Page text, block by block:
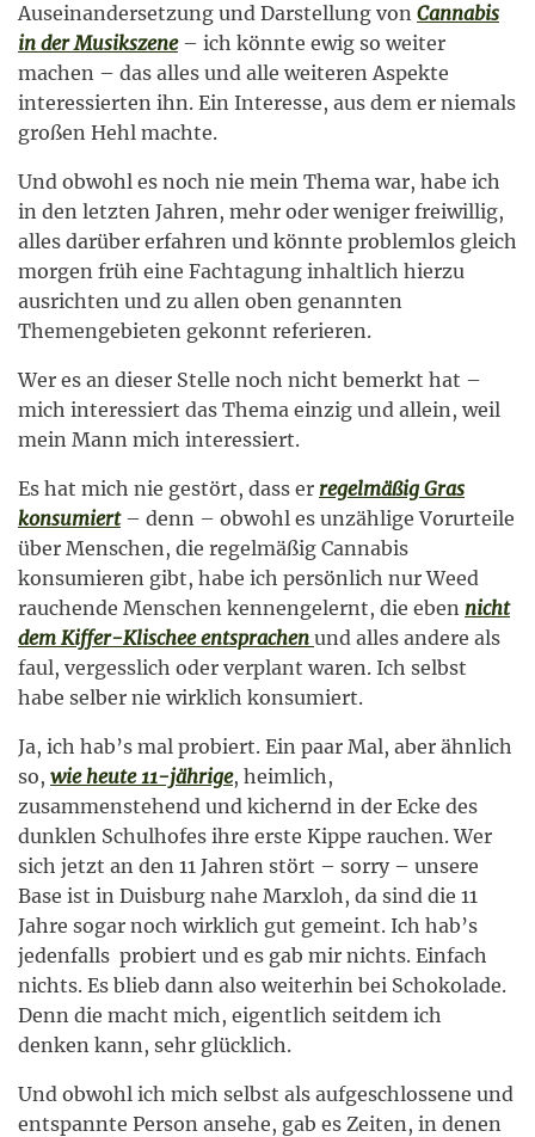
Auseinandersetzung und Darstellung von Cannabis
in der Musikszene– ich könnte ewig so weiter
machen – das alles und alle weiteren Aspekte
interessierten ihn. Ein Interesse, aus dem er niemals
großen Hehl machte.
Und obwohl es noch nie mein Thema war, habe ich
in den letzten Jahren, mehr oder weniger freiwillig,
alles darüber erfahren und könnte problemlos gleich
morgen früh eine Fachtagung inhaltlich hierzu
ausrichten und zu allen oben genannten
Themengebieten gekonnt referieren.
Wer es an dieser Stelle noch nicht bemerkt hat –
mich interessiert das Thema einzig und allein, weil
mein Mann mich interessiert.
Es hat mich nie gestört, dass er regelmäßig Gras
konsumiert– denn – obwohl es unzählige Vorurteile
über Menschen, die regelmäßig Cannabis
konsumieren gibt, habe ich persönlich nur Weed
rauchende Menschen kennengelernt, die eben nicht
dem Kiffer-Klischee entsprachen und alles andere als
faul, vergesslich oder verplant waren. Ich selbst
habe selber nie wirklich konsumiert.
Ja, ich hab’s mal probiert. Ein paar Mal, aber ähnlich
so, wie heute 11-jährige, heimlich,
zusammenstehend und kichernd in der Ecke des
dunklen Schulhofes ihre erste Kippe rauchen. Wer
sich jetzt an den 11 Jahren stört – sorry – unsere
Base ist in Duisburg nahe Marxloh, da sind die 11
Jahre sogar noch wirklich gut gemeint. Ich hab’s
jedenfalls probiert und es gab mir nichts. Einfach
nichts. Es blieb dann also weiterhin bei Schokolade.
Denn die macht mich, eigentlich seitdem ich
denken kann, sehr glücklich.
Und obwohl ich mich selbst als aufgeschlossene und
entspannte Person ansehe, gab es Zeiten, in denen